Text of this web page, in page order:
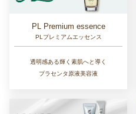
PL Premium essence
PLプレミアムエッセンス
透明感ある輝く素肌へと導く
プラセンタ原液美容液